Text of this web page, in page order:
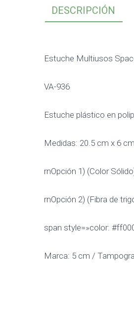
DESCRIPCIÓN
Estuche Multiusos
VA-936
Estuche plástico en
Medidas: 20.5 cm x 6 cm
rnOpción 1) (Color
rnOpción 2) (Fibra de
span style=»color:
Marca: 5 cm /